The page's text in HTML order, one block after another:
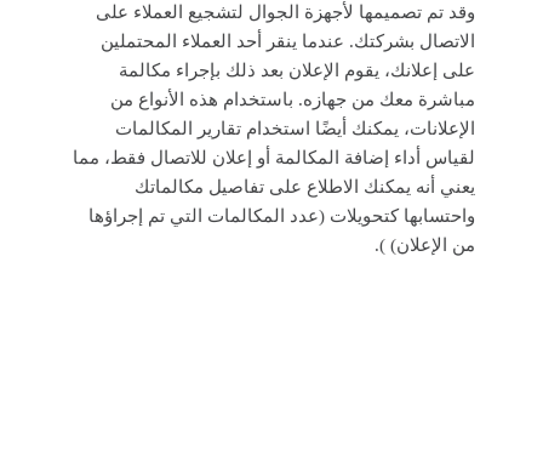
وقد تم تصميمها لأجهزة الجوال لتشجيع العملاء على
الاتصال بشركتك. عندما ينقر أحد العملاء المحتملين
على إعلانك، يقوم الإعلان بعد ذلك بإجراء مكالمة
مباشرة معك من جهازه. باستخدام هذه الأنواع من
الإعلانات، يمكنك أيضًا استخدام تقارير المكالمات
لقياس أداء إضافة المكالمة أو إعلان للاتصال فقط، مما
يعني أنه يمكنك الاطلاع على تفاصيل مكالماتك
واحتسابها كتحويلات (عدد المكالمات التي تم إجراؤها
من الإعلان) ).